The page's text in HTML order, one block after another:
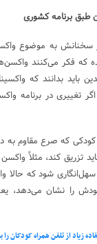
طبق برنامه کشوری
به موضوع
فکر می‌کنند واکسن‌ها
باید بدانند که
تغییری در برنامه
که صرع مقاوم به
تزریق کند، مثلاً
شود که حالا
را نشان می‌دهد،